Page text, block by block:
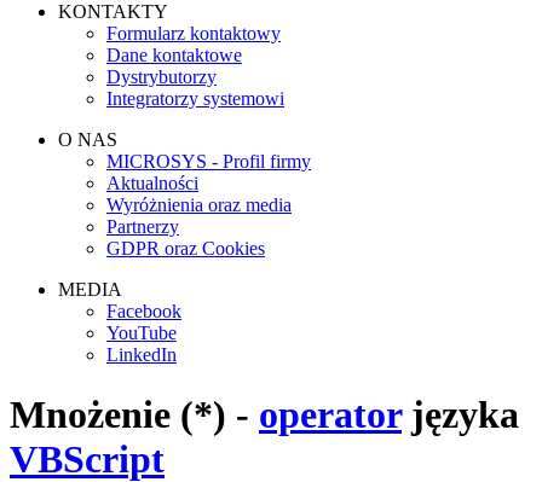
KONTAKTY
Formularz kontaktowy
Dane kontaktowe
Dystrybutorzy
Integratorzy systemowi
O NAS
MICROSYS - Profil firmy
Aktualności
Wyróżnienia oraz media
Partnerzy
GDPR oraz Cookies
MEDIA
Facebook
YouTube
LinkedIn
Mnożenie (*) - operatorjęzyka
VBScript